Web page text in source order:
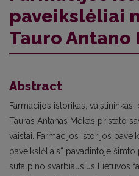
paveikslėliai
Tauro Antano
Abstract
Farmacijos istorikas,
Tauras Antanas Mekas pristato
vaistai. Farmacijos istorijos
paveikslėliais“ pavadintoje
sutalpino svarbiausius Lietuvos